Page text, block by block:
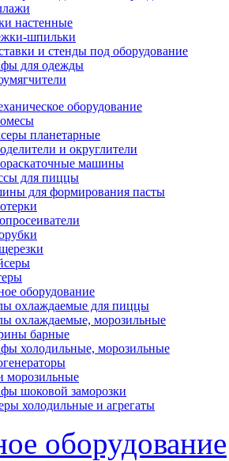
настенные
шпильки
и стенды под оборудование
для одежды
оборудование
планетарные
и округлители
машины
для пиццы
для формирования пасты
оборудование
охлаждаемые для пиццы
охлаждаемые, морозильные
барные
холодильные, морозильные
морозильные
шоковой заморозки
холодильные и агрегаты
оборудование